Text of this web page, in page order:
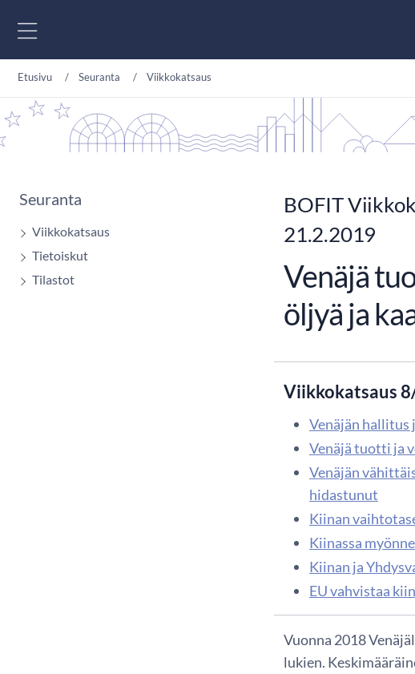
Etusivu Seuranta Viikkokatsaus
Seuranta
Viikkokatsaus
Tietoiskut
Tilastot
BOFIT
21.2.2019
Venäjä
öljyä ja
Viikkokatsaus
Venäjän hallitus
Venäjä tuotti ja
Venäjän
hidastunut
Kiinan
Kiinassa
Kiinan ja
EU vahvistaa
Vuonna 2018
lukien.